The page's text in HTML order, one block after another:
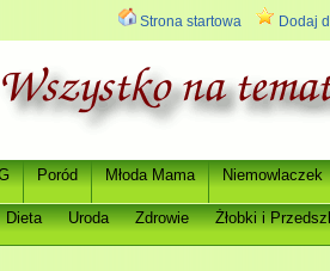
Strona startowa Dodaj
Poród Młoda Mama Niemowlaczek
Dieta Uroda Zdrowie Żłobki i